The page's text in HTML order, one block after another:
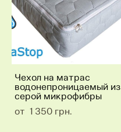
Чехол на матрас
водонепроницаемый из
серой микрофибры
от 1 350 грн.